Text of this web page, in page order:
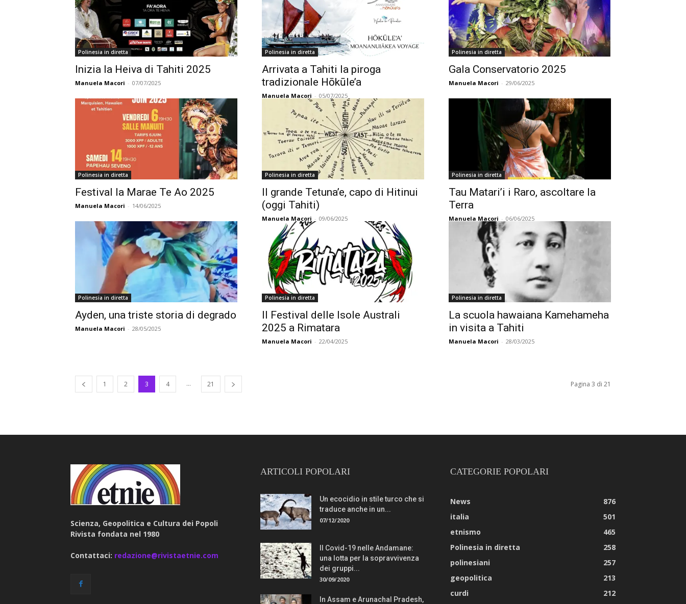
Polinesia in diretta
Inizia la Heiva di Tahiti 2025
Manuela Macori - 07/07/2025
Polinesia in diretta
Arrivata a Tahiti la piroga
tradizionale Hōkūle’a
Manuela Macori - 05/07/2025
Polinesia in diretta
Gala Conservatorio 2025
Manuela Macori - 29/06/2025
Polinesia in diretta
Festival Ia Marae Te Ao 2025
Manuela Macori - 14/06/2025
Polinesia in diretta
Il grande Tetuna’e, capo di Hitinui
(oggi Tahiti)
Manuela Macori - 09/06/2025
Polinesia in diretta
Tau Matari’i i Raro, ascoltare la
Terra
Manuela Macori - 06/06/2025
Polinesia in diretta
Ayden, una triste storia di degrado
Manuela Macori - 28/05/2025
Polinesia in diretta
Il Festival delle Isole Australi
2025 a Rimatara
Manuela Macori - 22/04/2025
Polinesia in diretta
La scuola hawaiana Kamehameha
in visita a Tahiti
Manuela Macori - 28/03/2025
1 2 3 4 ... 21 Pagina 3 di 21
Scienza, Geopolitica e Cultura dei Popoli
Rivista fondata nel 1980
Contattaci: redazione@rivistaetnie.com
ARTICOLI POPOLARI
Un ecocidio in stile turco che si
traduce anche in un...
07/12/2020
Il Covid-19 nelle Andamane:
una lotta per la sopravvivenza
dei gruppi...
30/09/2020
In Assam e Arunachal Pradesh,
CATEGORIE POPOLARI
News
876
italia
501
etnismo
465
Polinesia in diretta
258
polinesiani
257
geopolitica
213
curdi
212